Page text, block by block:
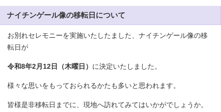
ナイチンゲール像の移転日について
お別れセレモニーを実施いたしたました、ナイチンゲール像の移
転日が
令和8年2月12日（木曜日） に決定いたしました。
様々な思いをもっておられるかたも多いと思われます。
皆様是非移転日までに、現地へ訪れてみてはいかがでしょうか。